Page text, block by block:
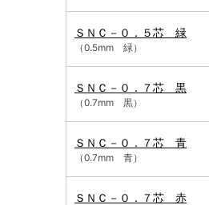
ＳＮＣ－０．５芯 緑
（0.5mm 緑）
ＳＮＣ－０．７芯 黒
（0.7mm 黒）
ＳＮＣ－０．７芯 青
（0.7mm 青）
ＳＮＣ－０．７芯 赤